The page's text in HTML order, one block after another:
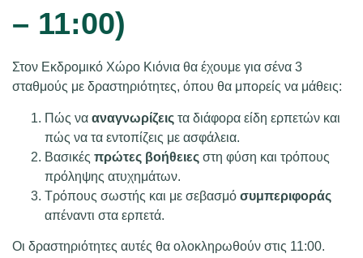
– 11:00)
Στον Εκδρομικό Χώρο Κιόνια θα έχουμε για σένα 3
σταθμούς με δραστηριότητες, όπου θα μπορείς να μάθεις:
Πώς να αναγνωρίζεις τα διάφορα είδη ερπετών και
πώς να τα εντοπίζεις με ασφάλεια.
Βασικές πρώτες βοήθειες στη φύση και τρόπους
πρόληψης ατυχημάτων.
Τρόπους σωστής και με σεβασμό συμπεριφοράς
απέναντι στα ερπετά.
Οι δραστηριότητες αυτές θα ολοκληρωθούν στις 11:00.